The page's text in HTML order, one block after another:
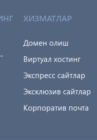
ХИЗМАТЛАР
Домен олиш
Виртуал хостинг
Экспресс сайтлар
Эксклюзив сайтлар
Корпоратив почта